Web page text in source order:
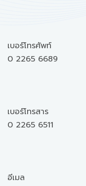
เบอร์โทรศัพท์
0 2265 6689
เบอร์โทรสาร
0 2265 6511
อีเมล